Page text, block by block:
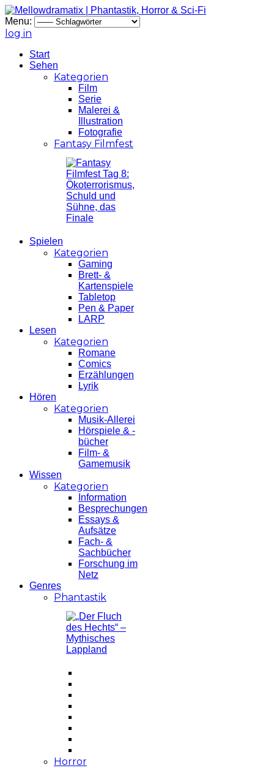
Menu:
log in
Start
Sehen
Kategorien
Film
Serie
Malerei &
Illustration
Fotografie
Fantasy Filmfest
Spielen
Kategorien
Gaming
Brett- &
Kartenspiele
Tabletop
Pen & Paper
LARP
Lesen
Kategorien
Romane
Comics
Erzählungen
Lyrik
Hören
Kategorien
Musik-Allerei
Hörspiele & -
bücher
Film- &
Gamemusik
Wissen
Kategorien
Information
Besprechungen
Essays &
Aufsätze
Fach- &
Sachbücher
Forschung im
Netz
Genres
Phantastik
Horror